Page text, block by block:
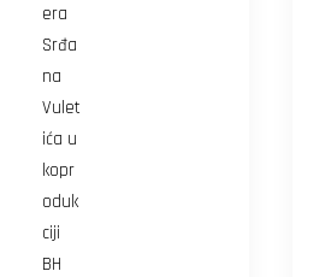
era
Srđa
na
Vulet
ića u
kopr
oduk
ciji
BH